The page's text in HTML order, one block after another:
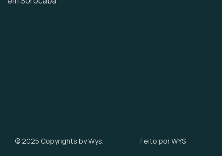
© 2025 Copyrights by Wys. Feito por WYS